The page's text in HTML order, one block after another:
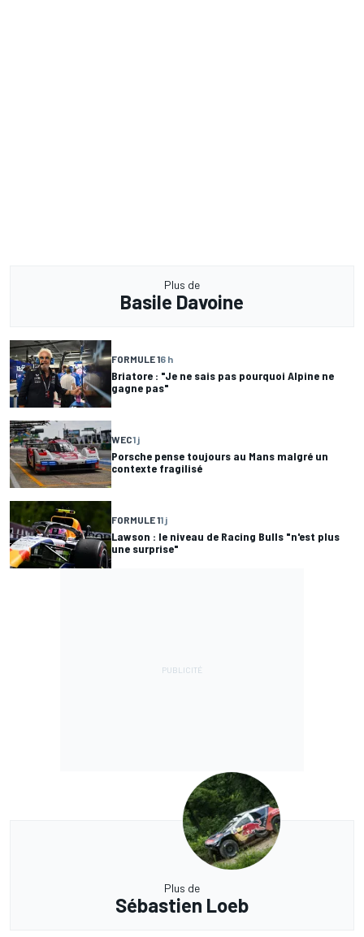
Plus de
Basile Davoine
FORMULE 16 h
Briatore : "Je ne sais pas pourquoi Alpine ne
gagne pas"
WEC1 j
Porsche pense toujours au Mans malgré un
contexte fragilisé
FORMULE 11 j
Lawson : le niveau de Racing Bulls "n'est plus
une surprise"
Plus de
Sébastien Loeb